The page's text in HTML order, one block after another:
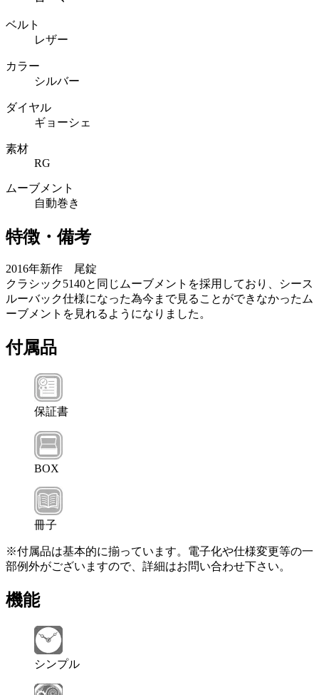
ベルト
レザー
カラー
シルバー
ダイヤル
ギョーシェ
素材
RG
ムーブメント
自動巻き
特徴・備考
2016年新作 尾錠
クラシック5140と同じムーブメントを採用しており、シース
ルーバック仕様になった為今まで見ることができなかったム
ーブメントを見れるようになりました。
付属品
保証書
BOX
冊子
※付属品は基本的に揃っています。電子化や仕様変更等の一
部例外がございますので、詳細はお問い合わせ下さい。
機能
シンプル